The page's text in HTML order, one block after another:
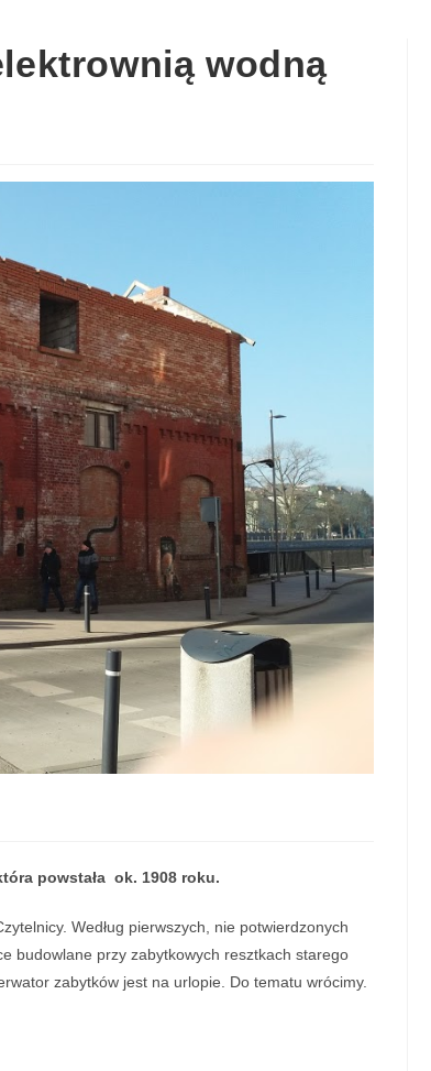
wodną
powstała ok. 1908 roku.
Według pierwszych, nie potwierdzonych
budowlane przy zabytkowych resztkach starego
zabytków jest na urlopie. Do tematu wrócimy.